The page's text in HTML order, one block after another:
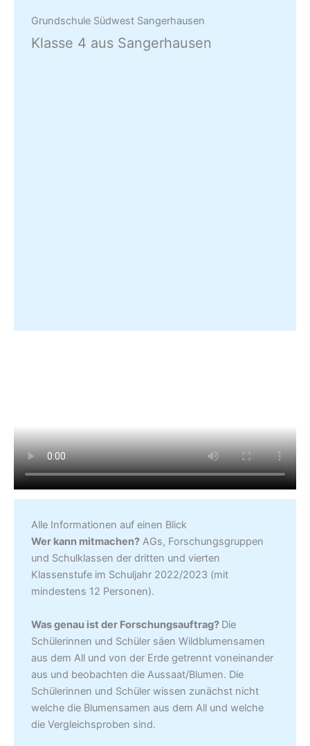
Grundschule Südwest Sangerhausen
Klasse 4 aus Sangerhausen
Alle Informationen auf einen Blick
Wer kann mitmachen? AGs, Forschungsgruppen
und Schulklassen der dritten und vierten
Klassenstufe im Schuljahr 2022/2023 (mit
mindestens 12 Personen).
Was genau ist der Forschungsauftrag? Die
Schülerinnen und Schüler säen Wildblumensamen
aus dem All und von der Erde getrennt voneinander
aus und beobachten die Aussaat/Blumen. Die
Schülerinnen und Schüler wissen zunächst nicht
welche die Blumensamen aus dem All und welche
die Vergleichsproben sind.